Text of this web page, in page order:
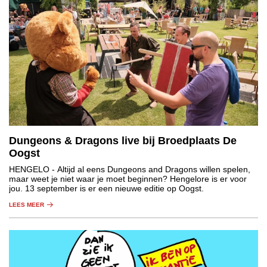
Dungeons & Dragons live bij Broedplaats De
Oogst
HENGELO - Altijd al eens Dungeons and Dragons willen spelen,
maar weet je niet waar je moet beginnen? Hengelore is er voor
jou. 13 september is er een nieuwe editie op Oogst.
LEES MEER